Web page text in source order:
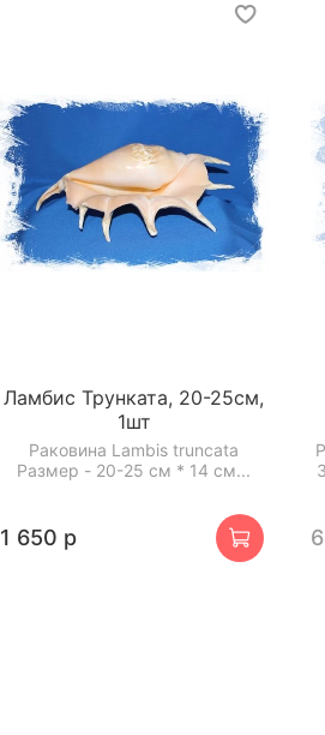
Ламбис Трунката, 20-25см,
1шт
Раковина Lambis truncata
Размер - 20-25 см * 14 см...
1 650 р